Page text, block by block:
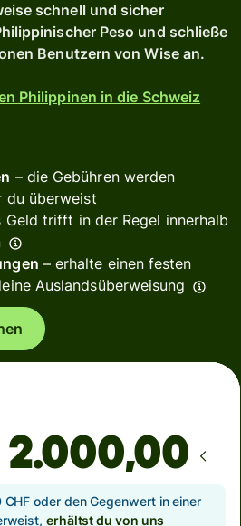
schnell und sicher
Peso und schließe
Benutzern von Wise an.
Philippinen in die Schweiz
– die Gebühren werden
du überweist
Geld trifft in der Regel innerhalb
– erhalte einen festen
Auslandsüberweisung
,00
oder den Gegenwert in einer
erhältst du von uns